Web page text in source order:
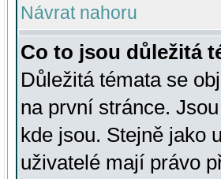
Návrat nahoru
Co to jsou důležitá
Důležitá témata se
na první stránce.
kde jsou. Stejně jako
uživatelé mají právo